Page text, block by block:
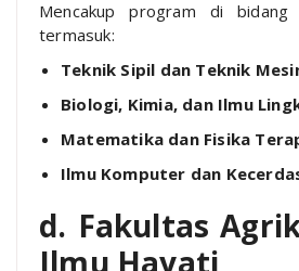
Mencakup program di
termasuk:
Teknik Sipil dan Teknik
Biologi, Kimia, dan Ilmu
Matematika dan Fisika
Ilmu Komputer dan
d. Fakultas
Ilmu Hayati